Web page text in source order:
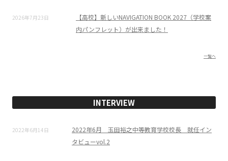
2026年7月23日
【高校】新しいNAVIGATION BOOK 2027（学校案
内パンフレット）が出来ました！
一覧へ
INTERVIEW
2022年6月14日
2022年6月 玉田裕之中等教育学校校長 就任イン
タビューvol.2